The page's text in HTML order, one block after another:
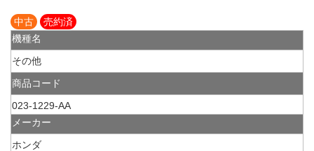
中古
売約済
機種名
その他
商品コード
023-1229-AA
メーカー
ホンダ